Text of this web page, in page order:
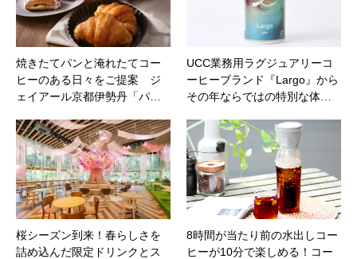
焼きたてパンと淹れたてコー
ヒーのある日々をご提案 ジ
ェイアール京都伊勢丹「パ…
UCC業務用ラグジュアリーコ
ーヒーブランド『Largo』から
その年ならではの特別な体…
桜シーズン到来！春らしさを
詰め込んだ限定ドリンクとス
8時間が当たり前の水出しコー
ヒーが10分で楽しめる！コー